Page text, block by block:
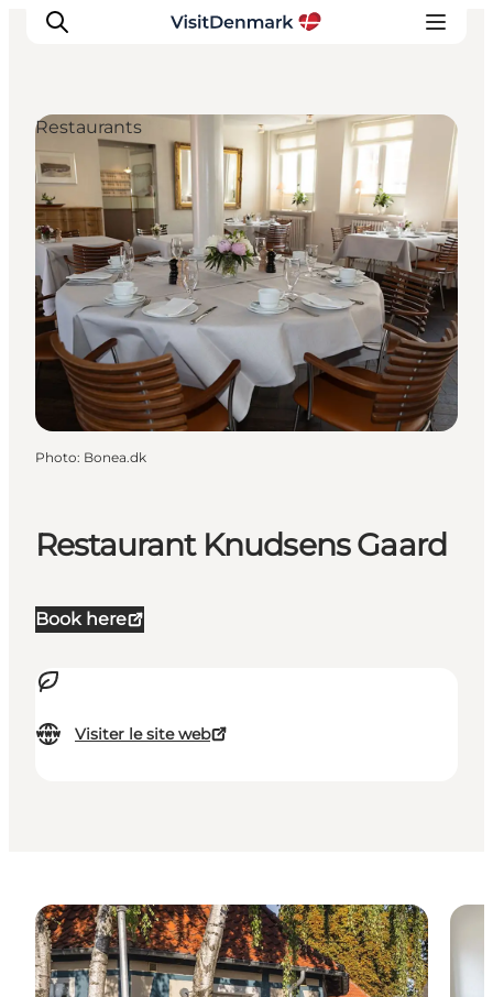
Inspirations
Destinations
Quoi faire
Hébergements
Planifiez votre voyage
Restaurant Knudsens Gaard
Book here
Visiter le site web
Restaurants
Photo: Bonea.dk